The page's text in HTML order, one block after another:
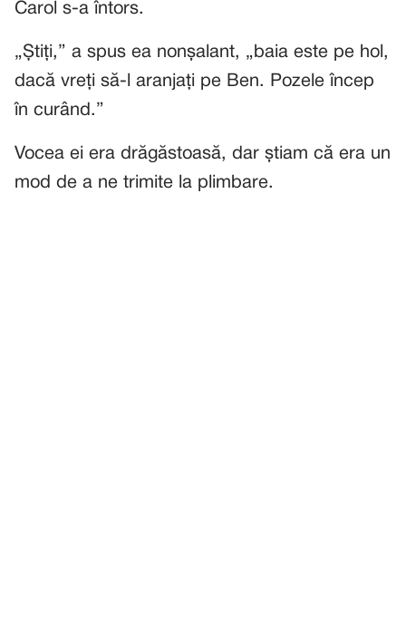
Carol s-a întors.
„Știți,” a spus ea nonșalant, „baia este pe hol,
dacă vreți să-l aranjați pe Ben. Pozele încep
în curând.”
Vocea ei era drăgăstoasă, dar știam că era un
mod de a ne trimite la plimbare.